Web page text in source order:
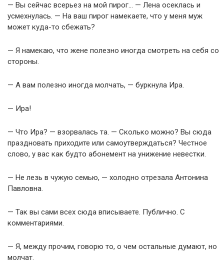
— Вы сейчас всерьез на мой пирог… — Лена осеклась и
усмехнулась. — На ваш пирог намекаете, что у меня муж
может куда-то сбежать?
— Я намекаю, что жене полезно иногда смотреть на себя со
стороны.
— А вам полезно иногда молчать, — буркнула Ира.
— Ира!
— Что Ира? — взорвалась та. — Сколько можно? Вы сюда
праздновать приходите или самоутверждаться? Честное
слово, у вас как будто абонемент на унижение невестки.
— Не лезь в чужую семью, — холодно отрезала Антонина
Павловна.
— Так вы сами всех сюда вписываете. Публично. С
комментариями.
— Я, между прочим, говорю то, о чем остальные думают, но
молчат.